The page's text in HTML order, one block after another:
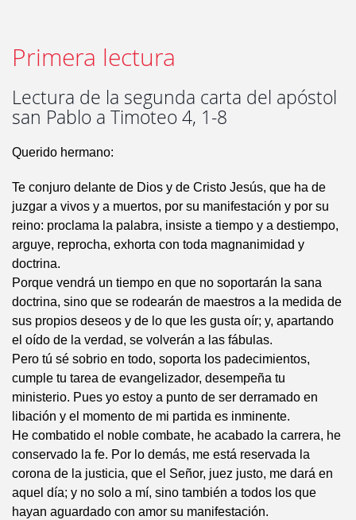
Primera lectura
Lectura de la segunda carta del apóstol
san Pablo a Timoteo 4, 1-8
Querido hermano:
Te conjuro delante de Dios y de Cristo Jesús, que ha de
juzgar a vivos y a muertos, por su manifestación y por su
reino: proclama la palabra, insiste a tiempo y a destiempo,
arguye, reprocha, exhorta con toda magnanimidad y
doctrina.
Porque vendrá un tiempo en que no soportarán la sana
doctrina, sino que se rodearán de maestros a la medida de
sus propios deseos y de lo que les gusta oír; y, apartando
el oído de la verdad, se volverán a las fábulas.
Pero tú sé sobrio en todo, soporta los padecimientos,
cumple tu tarea de evangelizador, desempeña tu
ministerio. Pues yo estoy a punto de ser derramado en
libación y el momento de mi partida es inminente.
He combatido el noble combate, he acabado la carrera, he
conservado la fe. Por lo demás, me está reservada la
corona de la justicia, que el Señor, juez justo, me dará en
aquel día; y no solo a mí, sino también a todos los que
hayan aguardado con amor su manifestación.